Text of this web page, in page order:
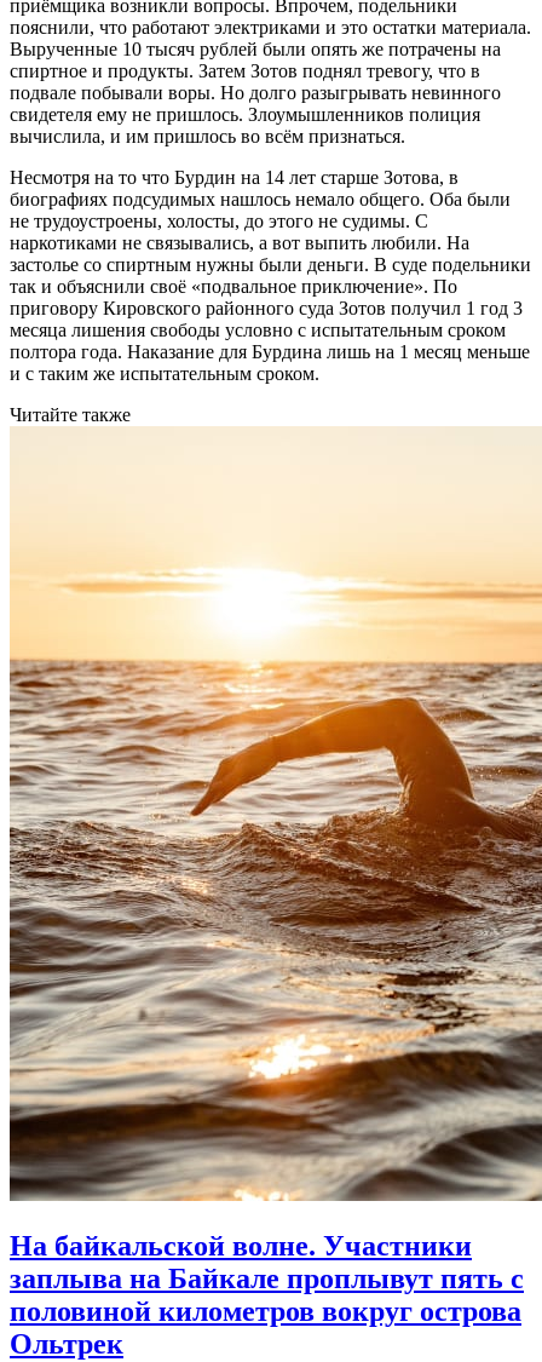
приёмщика возникли вопросы. Впрочем, подельники
пояснили, что работают электриками и это остатки материала.
Вырученные 10 тысяч рублей были опять же потрачены на
спиртное и продукты. Затем Зотов поднял тревогу, что в
подвале побывали воры. Но долго разыгрывать невинного
свидетеля ему не пришлось. Злоумышленников полиция
вычислила, и им пришлось во всём признаться.​ ​
Несмотря на то что Бурдин на 14 лет старше Зотова, в
биографиях подсудимых нашлось немало общего. Оба были
не трудоустроены, холосты, до этого не судимы. С
наркотиками не связывались, а вот выпить любили. На
застолье со спиртным нужны были деньги. В суде подельники
так и объяснили своё «подвальное приключение». По
приговору Кировского районного суда Зотов получил 1 год 3
месяца лишения свободы условно с испытательным сроком
полтора года. Наказание для Бурдина лишь на 1 месяц меньше
и с таким же испытательным сроком.
Читайте также
На байкальской волне. Участники
заплыва на Байкале проплывут пять с
половиной километров вокруг острова
Ольтрек